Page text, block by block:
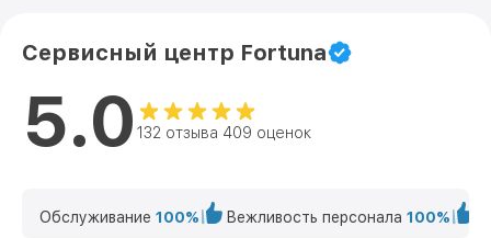
Сервисный центр Fortuna
5.0 132 отзыва 409 оценок
Обслуживание 100% Вежливость персонала 100%